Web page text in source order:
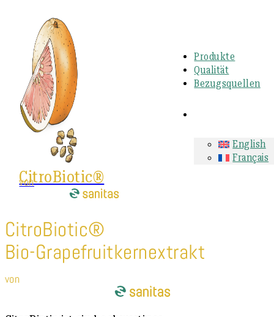
CitroBiotic®
von
Produkte
Qualität
Bezugsquellen
English
Français
CitroBiotic®
Bio-Grapefruitkernextrakt
von